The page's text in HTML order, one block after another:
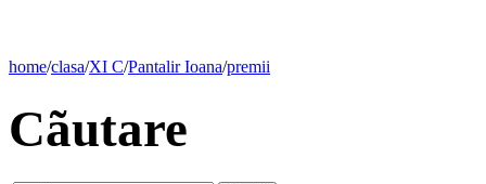
home/clasa/XI C/Pantalir Ioana/premii
Cãutare